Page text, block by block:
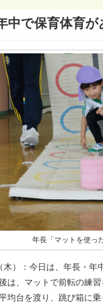
中で保育体育
年長「マットを使っ
木）：今日は、年長・年
は、マットで前転の練
均台を渡り、跳び箱に